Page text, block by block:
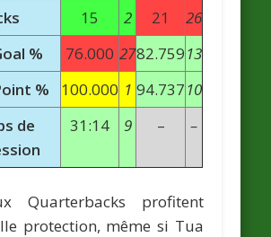
15 2 21
26
%
76.000 2782.75913
%
100.000 1 94.73710
de
31:14 9 – –
Quarterbacks profitent
protection, même si Tua